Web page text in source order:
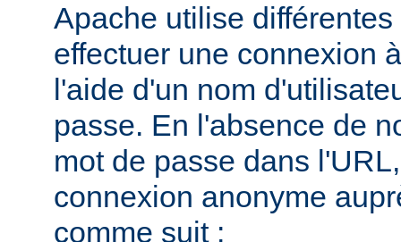
Apache utilise
effectuer une connexion
l'aide d'un nom
passe. En l'absence de
mot de passe dans
connexion anonyme
comme suit :